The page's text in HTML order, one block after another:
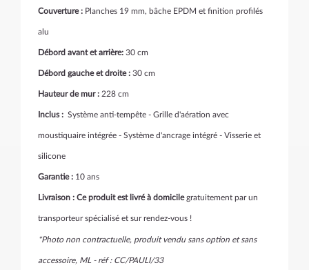
Couverture : Planches 19 mm, bâche EPDM et finition profilés
alu
Débord avant et arrière: 30 cm
Débord gauche et droite : 30 cm
Hauteur de mur : 228 cm
Inclus : Système anti-tempête - Grille d'aération avec
moustiquaire intégrée - Système d'ancrage intégré - Visserie et
silicone
Garantie : 10 ans
Livraison : Ce produit est livré à domicilegratuitement par un
transporteur spécialisé et sur rendez-vous !
*Photo non contractuelle, produit vendu sans option et sans
accessoire, ML - réf : CC/PAULI/33